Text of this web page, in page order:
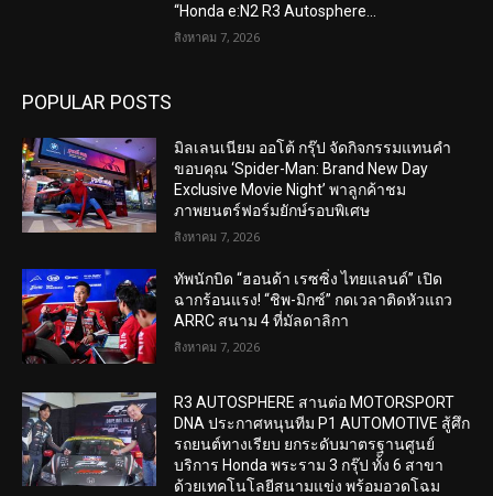
“Honda e:N2 R3 Autosphere...
สิงหาคม 7, 2026
POPULAR POSTS
มิลเลนเนียม ออโต้ กรุ๊ป จัดกิจกรรมแทนคำ
ขอบคุณ ‘Spider-Man: Brand New Day
Exclusive Movie Night’ พาลูกค้าชม
ภาพยนตร์ฟอร์มยักษ์รอบพิเศษ
สิงหาคม 7, 2026
ทัพนักบิด “ฮอนด้า เรซซิ่ง ไทยแลนด์” เปิด
ฉากร้อนแรง! “ชิพ-มิกซ์” กดเวลาติดหัวแถว
ARRC สนาม 4 ที่มัลดาลิกา
สิงหาคม 7, 2026
R3 AUTOSPHERE สานต่อ MOTORSPORT
DNA ประกาศหนุนทีม P1 AUTOMOTIVE สู้ศึก
รถยนต์ทางเรียบ ยกระดับมาตรฐานศูนย์
บริการ Honda พระราม 3 กรุ๊ป ทั้ง 6 สาขา
ด้วยเทคโนโลยีสนามแข่ง พร้อมอวดโฉม